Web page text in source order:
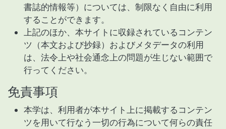
書誌的情報等）については、制限なく自由に利用
することができます。
上記のほか、本サイトに収録されているコンテン
ツ（本文および抄録）およびメタデータの利用
は、法令上や社会通念上の問題が生じない範囲で
行ってください。
免責事項
本学は、利用者が本サイト上に掲載するコンテン
ツを用いて行なう一切の行為について何らの責任